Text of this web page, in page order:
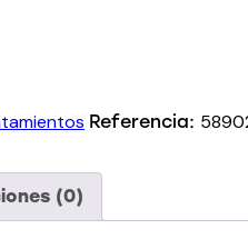
Referencia:
(0)